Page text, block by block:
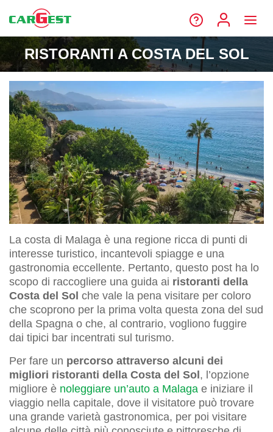
RISTORANTI A COSTA DEL SOL
La costa di Malaga è una regione ricca di punti di
interesse turistico, incantevoli spiagge e una
gastronomia eccellente. Pertanto, questo post ha lo
scopo di raccogliere una guida ai ristoranti della
Costa del Sol che vale la pena visitare per coloro
che scoprono per la prima volta questa zona del sud
della Spagna o che, al contrario, vogliono fuggire
dai tipici bar incentrati sul turismo.
Per fare un percorso attraverso alcuni dei
migliori ristoranti della Costa del Sol , l’opzione
migliore è noleggiare un’auto a Malaga e iniziare il
viaggio nella capitale, dove il visitatore può trovare
una grande varietà gastronomica, per poi visitare